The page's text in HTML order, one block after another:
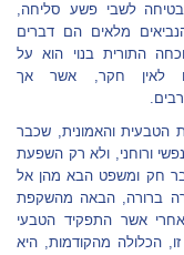
לשבי פשע סליחה,
מלאים הם דברים
התוריתבנוי הוא על
לאין חקר, אשר אך
והאמונית, שכבר
ורוחני, ולא רק השפעת
חק ומשפט הבא מהן אל
ברורה, הבאה מהשקפת
אשר התפקיד הטבעי
הכלולה מהקודמות, היא